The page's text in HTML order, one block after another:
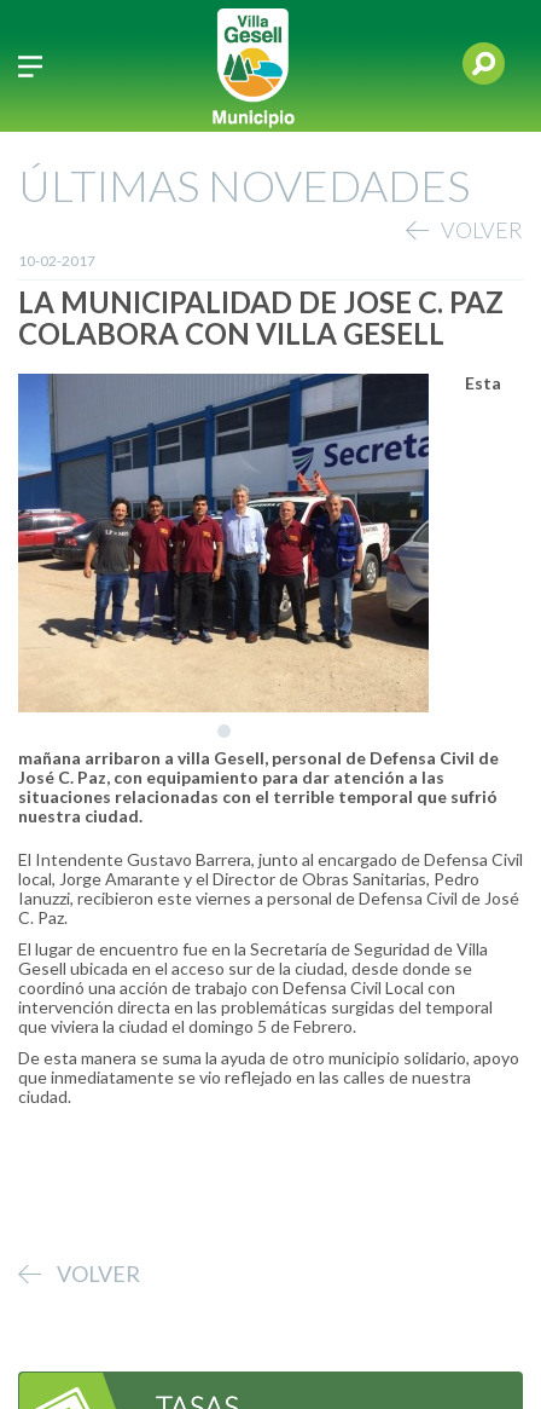
ÚLTIMAS NOVEDADES
VOLVER
10-02-2017
LA MUNICIPALIDAD DE JOSE C. PAZ
COLABORA CON VILLA GESELL
Esta
mañana arribaron a villa Gesell, personal de Defensa Civil de
José C. Paz, con equipamiento para dar atención a las
situaciones relacionadas con el terrible temporal que sufrió
nuestra ciudad.
El Intendente Gustavo Barrera, junto al encargado de Defensa Civil
local, Jorge Amarante y el Director de Obras Sanitarias, Pedro
Ianuzzi, recibieron este viernes a personal de Defensa Civil de José
C. Paz.
El lugar de encuentro fue en la Secretaría de Seguridad de Villa
Gesell ubicada en el acceso sur de la ciudad, desde donde se
coordinó una acción de trabajo con Defensa Civil Local con
intervención directa en las problemáticas surgidas del temporal
que viviera la ciudad el domingo 5 de Febrero.
De esta manera se suma la ayuda de otro municipio solidario, apoyo
que inmediatamente se vio reflejado en las calles de nuestra
ciudad.
VOLVER